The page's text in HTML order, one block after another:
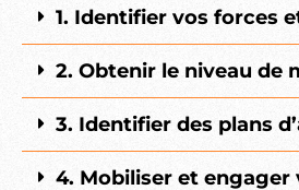
1. Identifier vos forces
2. Obtenir le niveau de
3. Identifier des plans
4. Mobiliser et